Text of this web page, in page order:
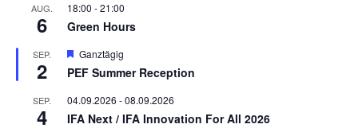
AUG.
6
18:00 -21:00
Green Hours
SEP.
2
Hervorgehoben
Ganztägig
PEF Summer Reception
SEP.
4
04.09.2026 -08.09.2026
IFA Next / IFA Innovation For All 2026